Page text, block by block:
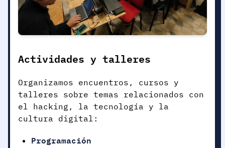
Actividades y talleres
Organizamos encuentros, cursos y
talleres sobre temas relacionados con
el hacking, la tecnología y la
cultura digital:
Programación